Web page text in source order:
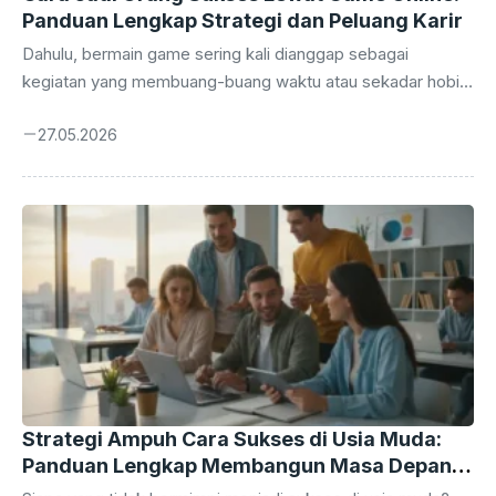
Panduan Lengkap Strategi dan Peluang Karir
Dahulu, bermain game sering kali dianggap sebagai
kegiatan yang membuang-buang waktu atau sekadar hobi
perkembangan teknologi digital dan industri hiburan,
kosong, melainkan realitas yang sudah dibuktikan oleh
banyak orang. Industri gaming telah bertransformasi
menjadi ekosistem bernilai miliaran dolar. Mulai dari atlet e-
sports profesional hingga kreator konten di platform
streaming, peluang untuk membangun karir yang solid ...
27.05.2026
Strategi Ampuh Cara Sukses di Usia Muda:
Panduan Lengkap Membangun Masa Depan